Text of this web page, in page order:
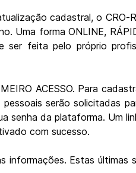
cadastral, o CRO-
Uma forma ONLINE,
feita pelo próprio
ACESSO. Para
serão solicitadas
senha da plataforma. Um
com sucesso.
Estas últimas